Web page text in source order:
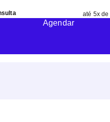
até 5x de
Agendar